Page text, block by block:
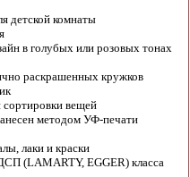
детской комнаты
в голубых или розовых тонах
раскрашенных кружков
вещей
методом УФ-печати
лаки и краски
(LAMARTY, EGGER) класса